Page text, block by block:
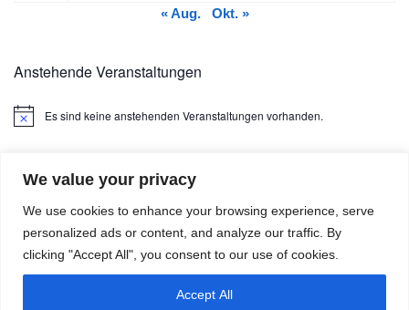
We value your privacy
We use cookies to enhance your browsing experience, serve
personalized ads or content, and analyze our traffic. By
clicking "Accept All", you consent to our use of cookies.
Accept All
« Aug.
Okt. »
Anstehende Veranstaltungen
HinweisEs sind keine anstehenden Veranstaltungen vorhanden.
Boule4U © 2026. Alle Rechte vorbehalten.
- Entworfen mit dem